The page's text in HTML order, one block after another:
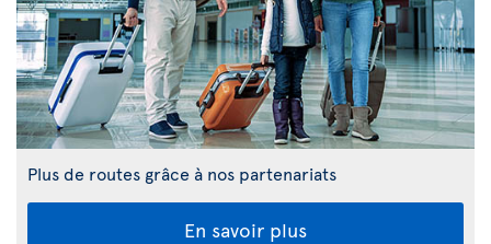
Plus de routes grâce à nos partenariats
En savoir plus